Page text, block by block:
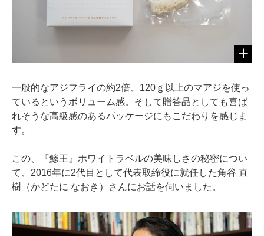
一般的なアジフライの約2倍、120ｇ以上のマアジを使っ
ているというボリューム感。そして贈答品としても喜ば
れそうな高級感のあるパッケージにもこだわりを感じま
す。
この、『鯵王』ホワイトラベルの美味しさの秘密につい
て、2016年に2代目として代表取締役に就任した角谷 直
樹（かどたに なおき）さんにお話を伺いました。